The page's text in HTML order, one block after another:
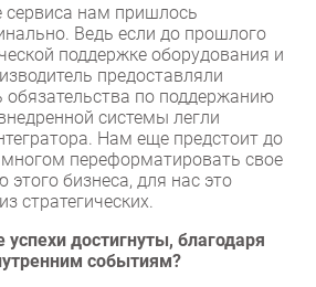
сервиса нам пришлось
Ведь если до прошлого
поддержке оборудования и
предоставляли
обязательства по поддержанию
системы легли
Нам еще предстоит до
переформатировать свое
бизнеса, для нас это
стратегических.
достигнуты, благодаря
событиям?